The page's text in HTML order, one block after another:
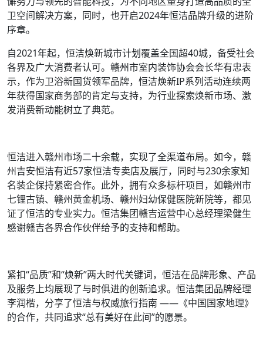
卫空间解决方案，同时，也开启2024年恒洁品牌升级的进阶
序章。
自2021年起，恒洁焕新城市计划覆盖全国超40城，备受社会
各界及广大消费者认可。赣州市室内装饰协会会长华有忠表
示，作为卫浴新国货领军品牌，恒洁焕新IP系列活动连续两
年获得国家商务部的肯定与支持，为行业探索焕新市场、激
发消费新动能树立了典范。
恒洁进入赣州市场二十余载，实现了全渠道布局。如今，赣
州吉安恒洁有近57家恒洁专卖店及展厅，同时与230余家知
名装企保持紧密合作。此外，拥有众多标杆项目，如赣州市
七锂古镇、赣州黄金机场、赣州妇幼保健医院新院等，都见
证了恒洁的专业实力。恒洁集团赣吉运营中心总经理梁健生
感谢赣吉各界合作伙伴给予的支持和帮助。
紧扣“品质”和“焕新”两大时代关键词，恒洁在品牌形象、产品
及服务上均展现了与时俱进的创新追求。恒洁集团品牌经理
李润楷，分享了恒洁与权威旅行指南 ——《中国国家地理》
的合作，共同追求“总有美好在此间”的愿景。